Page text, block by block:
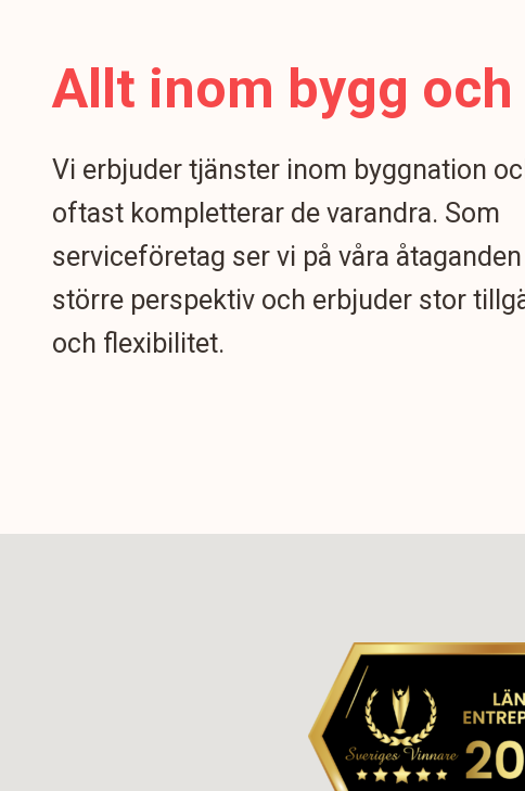
Allt inom bygg och
Vi erbjuder tjänster inom byggnation
oftast kompletterar de varandra. Som
serviceföretag ser vi på våra
större perspektiv och erbjuder stor
och flexibilitet.